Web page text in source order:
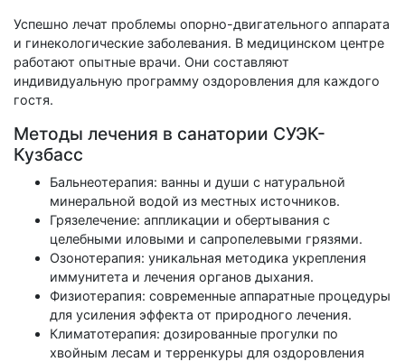
Успешно лечат проблемы опорно-двигательного аппарата
и гинекологические заболевания. В медицинском центре
работают опытные врачи. Они составляют
индивидуальную программу оздоровления для каждого
гостя.
Методы лечения в санатории СУЭК-
Кузбасс
Бальнеотерапия: ванны и души с натуральной
минеральной водой из местных источников.
Грязелечение: аппликации и обертывания с
целебными иловыми и сапропелевыми грязями.
Озонотерапия: уникальная методика укрепления
иммунитета и лечения органов дыхания.
Физиотерапия: современные аппаратные процедуры
для усиления эффекта от природного лечения.
Климатотерапия: дозированные прогулки по
хвойным лесам и терренкуры для оздоровления